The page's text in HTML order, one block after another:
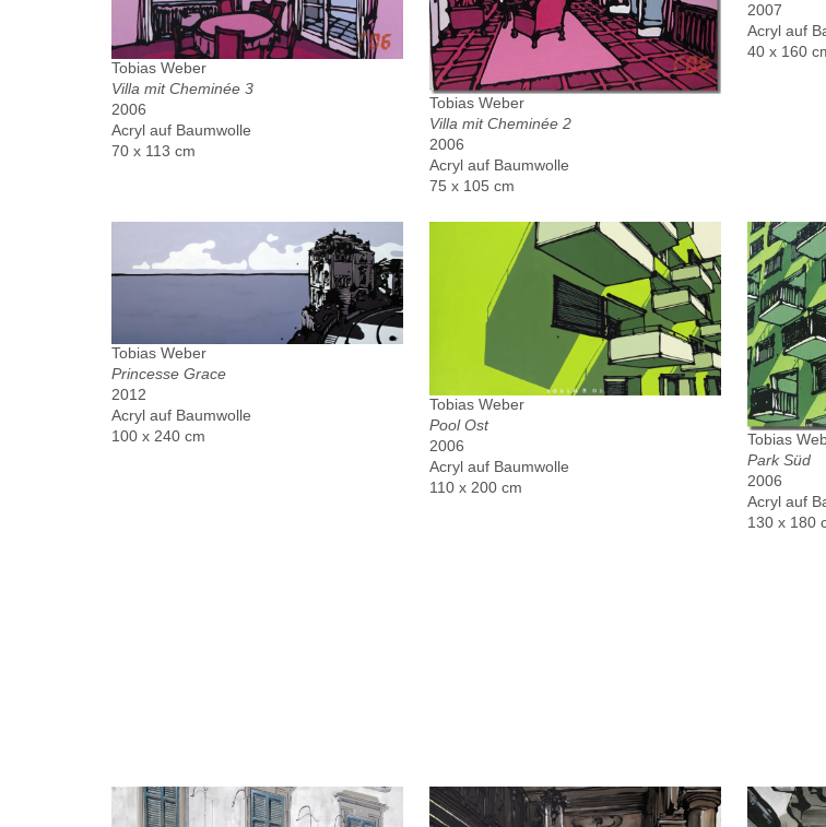
Tobias Weber
Villa mit Cheminée 3
2006
Acryl auf Baumwolle
70 x 113 cm
Tobias Weber
Villa mit Cheminée 2
2006
Acryl auf Baumwolle
75 x 105 cm
2007
Acryl auf
40 x 160
Tobias Weber
Princesse Grace
2012
Acryl auf Baumwolle
100 x 240 cm
Tobias Weber
Pool Ost
2006
Acryl auf Baumwolle
110 x 200 cm
Tobias
Park Süd
2006
Acryl auf
130 x 180